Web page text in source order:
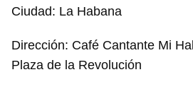
Ciudad: La Habana
Dirección: Café Cantante Mi
Plaza de la Revolución